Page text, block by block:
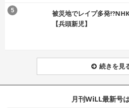
被災地でレイプ多発
【兵頭新児】
5
続きを見
月刊WiLL最新号